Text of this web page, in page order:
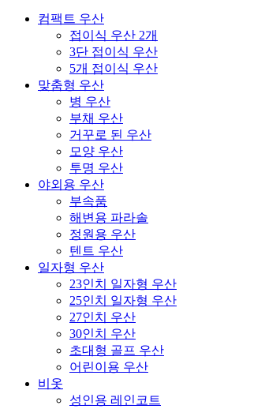
컴팩트 우산
접이식 우산 2개
3단 접이식 우산
5개 접이식 우산
맞춤형 우산
병 우산
부채 우산
거꾸로 된 우산
모양 우산
투명 우산
야외용 우산
부속품
해변용 파라솔
정원용 우산
텐트 우산
일자형 우산
23인치 일자형 우산
25인치 일자형 우산
27인치 우산
30인치 우산
초대형 골프 우산
어린이용 우산
비옷
성인용 레인코트